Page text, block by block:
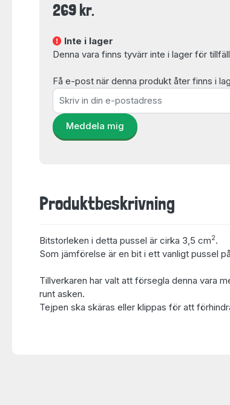
269 kr.
Inte i lager
Denna vara finns tyvärr inte i lager för
Få e-post när denna produkt åter finns i
Meddela mig
Produktbeskrivning
Bitstorleken i detta pussel är cirka 3,5 cm2.
Som jämförelse är en bit i ett vanligt pussel
Tillverkaren har valt att försegla denna vara
runt asken.
Tejpen ska skäras eller klippas för att